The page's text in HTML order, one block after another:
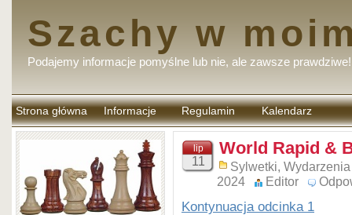
Szachy w
Podajemy informacje pomyślne lub nie, ale zawsze prawdziwe!
Strona główna Informacje Regulamin
komentarzy
Kalendarz
lip
11
World Rapid &
Sylwetki,
2024
Editor
Kontynuacja odcinka 1